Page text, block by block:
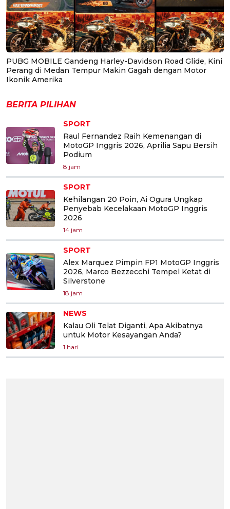
PUBG MOBILE Gandeng Harley-Davidson Road Glide, Kini
Perang di Medan Tempur Makin Gagah dengan Motor
Ikonik Amerika
BERITA PILIHAN
SPORT
Raul Fernandez Raih Kemenangan di
MotoGP Inggris 2026, Aprilia Sapu Bersih
Podium
8 jam
SPORT
Kehilangan 20 Poin, Ai Ogura Ungkap
Penyebab Kecelakaan MotoGP Inggris
2026
14 jam
SPORT
Alex Marquez Pimpin FP1 MotoGP Inggris
2026, Marco Bezzecchi Tempel Ketat di
Silverstone
18 jam
NEWS
Kalau Oli Telat Diganti, Apa Akibatnya
untuk Motor Kesayangan Anda?
1 hari